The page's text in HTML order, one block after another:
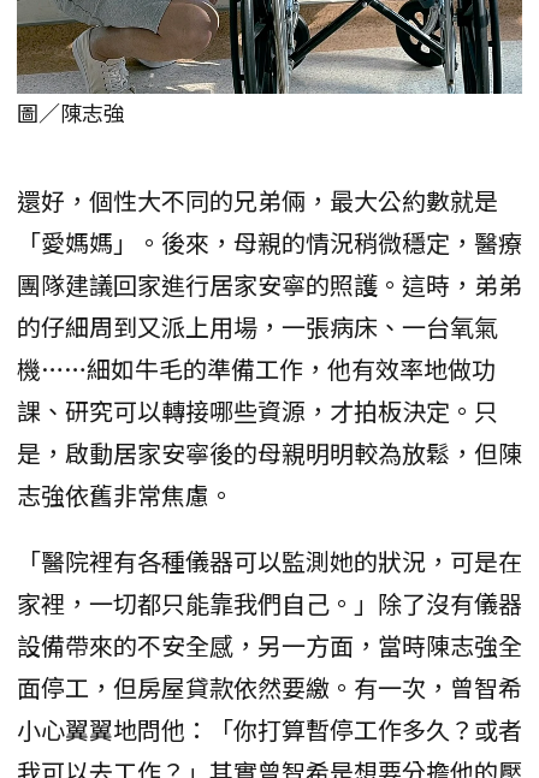
圖／陳志強
還好，個性大不同的兄弟倆，最大公約數就是
「愛媽媽」。後來，母親的情況稍微穩定，醫療
團隊建議回家進行居家安寧的照護。這時，弟弟
的仔細周到又派上用場，一張病床、一台氧氣
機……細如牛毛的準備工作，他有效率地做功
課、研究可以轉接哪些資源，才拍板決定。只
是，啟動居家安寧後的母親明明較為放鬆，但陳
志強依舊非常焦慮。
「醫院裡有各種儀器可以監測她的狀況，可是在
家裡，一切都只能靠我們自己。」除了沒有儀器
設備帶來的不安全感，另一方面，當時陳志強全
面停工，但房屋貸款依然要繳。有一次，曾智希
小心翼翼地問他：「你打算暫停工作多久？或者